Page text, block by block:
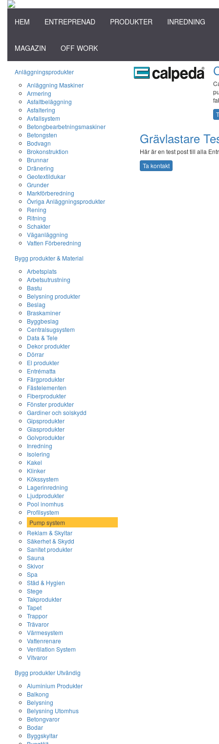
HEM ENTREPRENAD PRODUKTER INREDNING
MAGAZIN OFF WORK
Anläggningsprodukter
Anläggning Maskiner
Armering
Asfaltbeläggning
Asfaltering
Avfallsystem
Betongbearbetningsmaskiner
Betongsten
Bodvagn
Brokonstruktion
Brunnar
Dränering
Geotextildukar
Grunder
Markförberedning
Övriga Anläggningsprodukter
Rening
Ritning
Schakter
Väganläggning
Vatten Förberedning
Bygg produkter & Material
Arbetsplats
Arbetsutrustning
Bastu
Belysning produkter
Beslag
Braskaminer
Byggbeslag
Centralsugsystem
Data & Tele
Dekor produkter
Dörrar
El produkter
Entrématta
Färgprodukter
Fästelementen
Fiberprodukter
Fönster produkter
Gardiner och solskydd
Gipsprodukter
Glasprodukter
Golvprodukter
Inredning
Isolering
Kakel
Klinker
Kökssystem
Lagerinredning
Ljudprodukter
Pool inomhus
Profilsystem
Pump system
Reklam & Skyltar
Säkerhet & Skydd
Sanitet produkter
Sauna
Skivor
Spa
Städ & Hygien
Stege
Takprodukter
Tapet
Trappor
Trävaror
Värmesystem
Vattenrenare
Ventilation System
Vitvaror
Bygg produkter Utvändig
Aluminium Produkter
Balkong
Belysning
Belysning Utomhus
Betongvaror
Bodar
Byggskyltar
Grävlastare
Här är en test post till alla
Ta kontakt